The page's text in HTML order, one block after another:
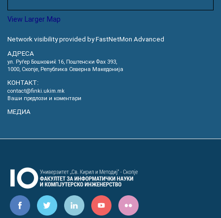
View Larger Map
Network visibility provided by FastNetMon Advanced
АДРЕСА
ул. Руѓер Бошковиќ 16, Пoштенски Фах 393,
1000, Скопје, Република Северна Македонија
КОНТАКТ:
contact@finki.ukim.mk
Ваши предлози и коментари
МЕДИА